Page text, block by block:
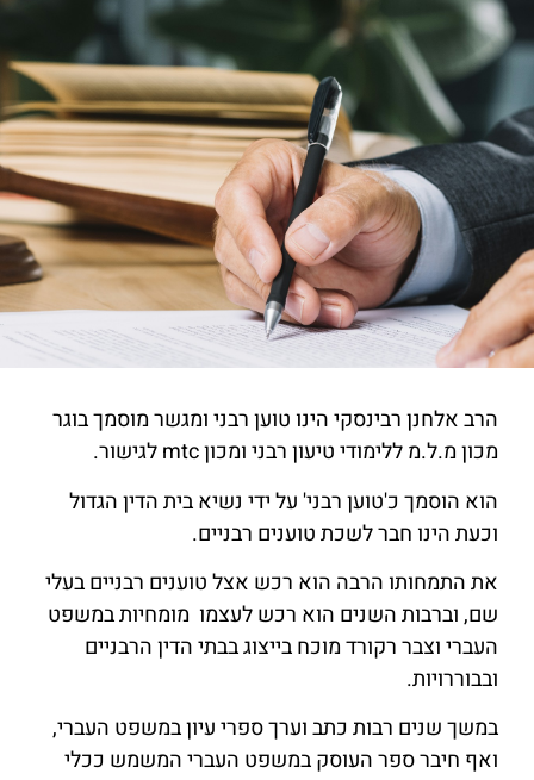
הרב אלחנן רבינסקי הינו טוען רבני ומגשר מוסמך בוגר
מכון מ.ל.מ ללימודי טיעון רבני ומכון mtc לגישור.
הוא הוסמך כ'טוען רבני' על ידי נשיא בית הדין הגדול
וכעת הינו חבר לשכת טוענים רבניים.
את התמחותו הרבה הוא רכש אצל טוענים רבניים בעלי
שם, וברבות השנים הוא רכש לעצמו מומחיות במשפט
העברי וצבר רקורד מוכח בייצוג בבתי הדין הרבניים
ובבוררויות.
במשך שנים רבות כתב וערך ספרי עיון במשפט העברי,
ואף חיבר ספר העוסק במשפט העברי המשמש ככלי